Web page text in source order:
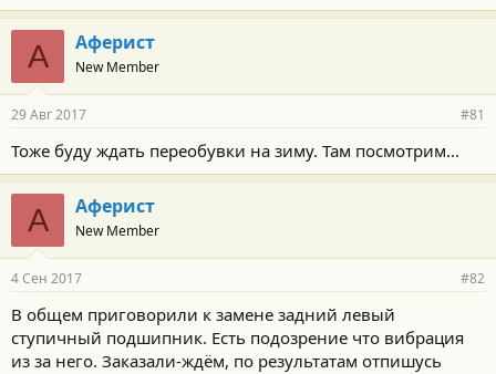
А Аферист
New Member
29 Авг 2017 #81
Тоже буду ждать переобувки на зиму. Там посмотрим...
А Аферист
New Member
4 Сен 2017 #82
В общем приговорили к замене задний левый
ступичный подшипник. Есть подозрение что вибрация
из за него. Заказали-ждём, по результатам отпишусь